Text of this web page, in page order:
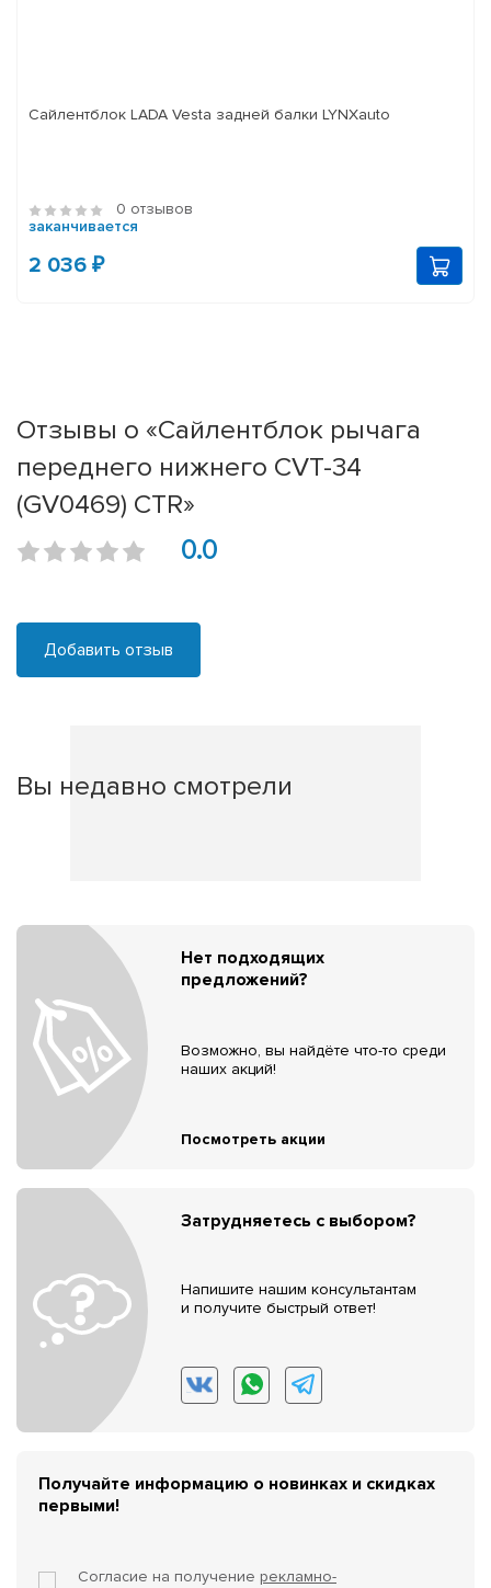
Сайлентблок LADA Vesta задней балки LYNXauto
0 отзывов
заканчивается
2 036 ₽
Отзывы о «Сайлентблок рычага
переднего нижнего CVT-34
(GV0469) CTR»
0.0
Добавить отзыв
Вы недавно смотрели
Нет подходящих
предложений?
Возможно, вы найдёте что-то среди
наших акций!
Посмотреть акции
Затрудняетесь с выбором?
Напишите нашим консультантам
и получите быстрый ответ!
Получайте информацию о новинках и скидках
первыми!
Согласие на получение рекламно-